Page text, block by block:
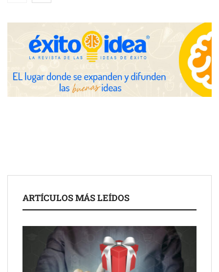
Zoomex mejora su Strategy Center con herramientas
avanzadas para trading estratégico
COMPALISS de LYSOTRIC: cuando un solo producto multiplica
las posibilidades del salón profesional
ARTÍCULOS MÁS LEÍDOS